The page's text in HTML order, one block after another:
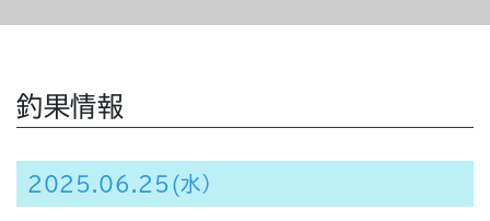
釣果情報
2025.06.25(水）